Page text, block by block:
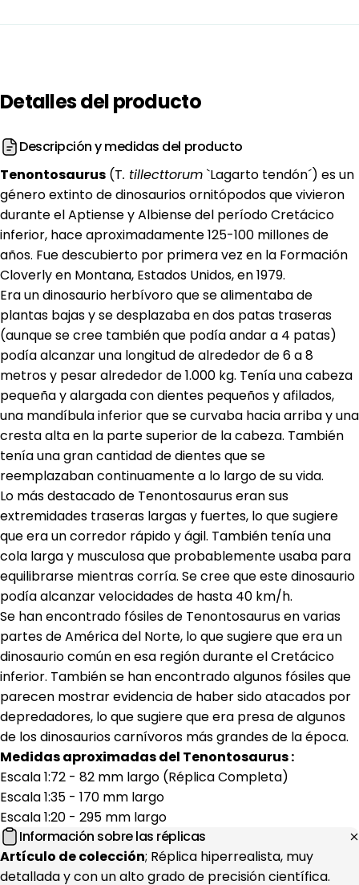
Detallesdelproducto
Descripción y medidas del producto
Tenontosaurus (T. tillecttorum `Lagarto tendón´) es un
género extinto de dinosaurios ornitópodos que vivieron
durante el Aptiense y Albiense del período Cretácico
inferior, hace aproximadamente 125-100 millones de
años. Fue descubierto por primera vez en la Formación
Cloverly en Montana, Estados Unidos, en 1979.
Era un dinosaurio herbívoro que se alimentaba de
plantas bajas y se desplazaba en dos patas traseras
(aunque se cree también que podía andar a 4 patas)
podía alcanzar una longitud de alrededor de 6 a 8
metros y pesar alrededor de 1.000 kg. Tenía una cabeza
pequeña y alargada con dientes pequeños y afilados,
una mandíbula inferior que se curvaba hacia arriba y una
cresta alta en la parte superior de la cabeza. También
tenía una gran cantidad de dientes que se
reemplazaban continuamente a lo largo de su vida.
Lo más destacado de Tenontosaurus eran sus
extremidades traseras largas y fuertes, lo que sugiere
que era un corredor rápido y ágil. También tenía una
cola larga y musculosa que probablemente usaba para
equilibrarse mientras corría. Se cree que este dinosaurio
podía alcanzar velocidades de hasta 40 km/h.
Se han encontrado fósiles de Tenontosaurus en varias
partes de América del Norte, lo que sugiere que era un
dinosaurio común en esa región durante el Cretácico
inferior. También se han encontrado algunos fósiles que
parecen mostrar evidencia de haber sido atacados por
depredadores, lo que sugiere que era presa de algunos
de los dinosaurios carnívoros más grandes de la época.
Medidas aproximadas del Tenontosaurus:
Escala 1:72 - 82 mm largo (Réplica Completa)
Escala 1:35 - 170 mm largo
Escala 1:20 - 295 mm largo
Información sobre las réplicas
Artículo de colección; Réplica hiperrealista, muy
detallada y con un alto grado de precisión científica.